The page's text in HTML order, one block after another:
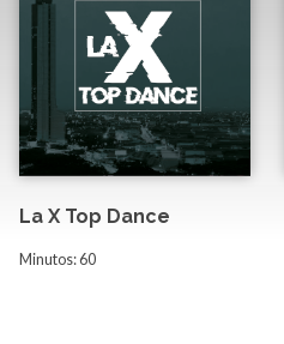
La X Top Dance
Minutos: 60